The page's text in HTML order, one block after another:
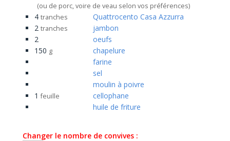
(ou de porc, voire de veau selon vos préférences)
4 tranches
Quattrocento Casa Azzurra
2 tranches
jambon
2
oeufs
150 g
chapelure
farine
sel
moulin à poivre
1 feuille
cellophane
huile de friture
Changer le nombre de convives :